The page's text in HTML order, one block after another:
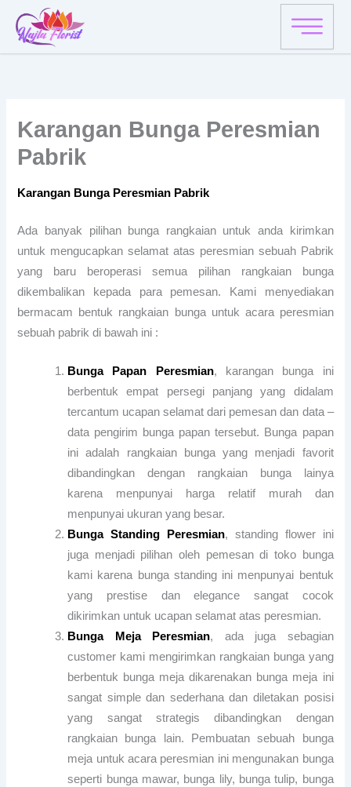
Karangan Bunga Peresmian
Pabrik
Karangan Bunga Peresmian Pabrik
Ada banyak pilihan bunga rangkaian untuk anda kirimkan
untuk mengucapkan selamat atas peresmian sebuah Pabrik
yang baru beroperasi semua pilihan rangkaian bunga
dikembalikan kepada para pemesan. Kami menyediakan
bermacam bentuk rangkaian bunga untuk acara peresmian
sebuah pabrik di bawah ini :
Bunga Papan Peresmian, karangan bunga ini
berbentuk empat persegi panjang yang didalam
tercantum ucapan selamat dari pemesan dan data –
data pengirim bunga papan tersebut. Bunga papan
ini adalah rangkaian bunga yang menjadi favorit
dibandingkan dengan rangkaian bunga lainya
karena menpunyai harga relatif murah dan
menpunyai ukuran yang besar.
Bunga Standing Peresmian, standing flower ini
juga menjadi pilihan oleh pemesan di toko bunga
kami karena bunga standing ini menpunyai bentuk
yang prestise dan elegance sangat cocok
dikirimkan untuk ucapan selamat atas peresmian.
Bunga Meja Peresmian, ada juga sebagian
customer kami mengirimkan rangkaian bunga yang
berbentuk bunga meja dikarenakan bunga meja ini
sangat simple dan sederhana dan diletakan posisi
yang sangat strategis dibandingkan dengan
rangkaian bunga lain. Pembuatan sebuah bunga
meja untuk acara peresmian ini mengunakan bunga
seperti bunga mawar, bunga lily, bunga tulip, bunga